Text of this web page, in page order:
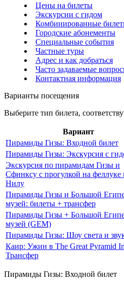
Цены на билеты
Экскурсии с гидом
Комбинированные
Городские абонементы
Специальные события
Частные туры
Адрес и как добраться
Часто задаваемые
Контактная информация
Варианты посещения
Выберите тип билета,
Вариант
Пирамиды Гизы: Входной билет
Пирамиды Гизы: Экскурсия с
Экскурсия по пирамидам Гизы и
Сфинксу с прогулкой на феллуке
Нилу
Пирамиды Гизы и Большой
музей: билеты + трансфер
Пирамиды Гизы + Большой
музей (GEM)
Пирамиды Гизы: Шоу света и
Каир: Ужин в The Great Pyramid
Трансфер
Пирамиды Гизы: Входной билет